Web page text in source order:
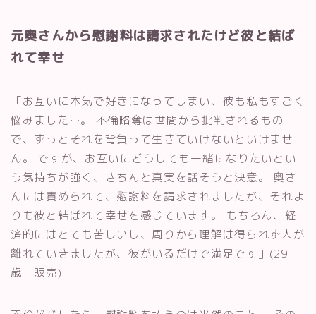
元奥さんから慰謝料は請求されたけど彼と結ば
れて幸せ
「お互いに本気で好きになってしまい、彼も私もすごく
悩みました…。 不倫略奪は世間から批判されるもの
で、ずっとそれを背負って生きていけないといけませ
ん。 ですが、お互いにどうしても一緒になりたいとい
う気持ちが強く、きちんと真実を話そうと決意。 奥さ
んには責められて、慰謝料を請求されましたが、それよ
りも彼と結ばれて幸せを感じています。 もちろん、経
済的にはとても苦しいし、周りから理解は得られず人が
離れていきましたが、彼がいるだけで満足です」(29
歳・販売)